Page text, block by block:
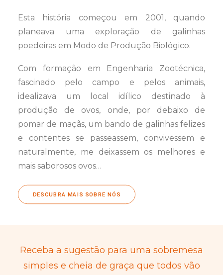
Esta história começou em 2001, quando
planeava uma exploração de galinhas
poedeiras em Modo de Produção Biológico.
Com formação em Engenharia Zootécnica,
fascinado pelo campo e pelos animais,
idealizava um local idílico destinado à
produção de ovos, onde, por debaixo de
pomar de maçãs, um bando de galinhas felizes
e contentes se passeassem, convivessem e
naturalmente, me deixassem os melhores e
mais saborosos ovos…
DESCUBRA MAIS SOBRE NÓS
Receba a sugestão para uma sobremesa
simples e cheia de graça que todos vão